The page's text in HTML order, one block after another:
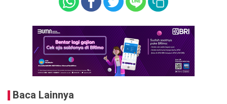
Baca Lainnya